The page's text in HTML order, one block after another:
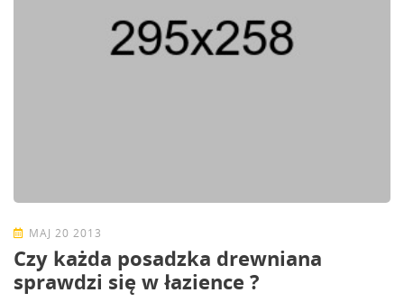
MAJ 20 2013
Czy każda posadzka drewniana
sprawdzi się w łazience ?